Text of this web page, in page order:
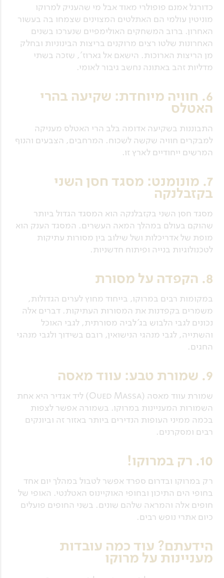
כדורגל אמנם פופולרי מאוד אבל מי שהעניק למרוקו
מוניטין עולמי הם האתלטים המצוינים שצמחו בה בעשור
האחרון. ברוב המשחקים האולימפיים שנערכו בשנים
האחרונות שלטו רצים מרוקנים בריצות הבינוניות ובחלק
מן הריצות הארוכות. הישאם אל גארוז', שזכה בשתי
מדליות זהב באתונה נחשב גיבור לאומי.
6. חוויה מיוחדת: שקיעה בהרי
האטלס
התבוננות בשקיעה אדומה בלב הרי האטלס מעניקה
למבקרים חוויה שקשה לשכוח. המרחבים, הצבעים והנוף
המרשים ייחודיים לארץ זו.
7. מונומנט: מסגד חסן השני
בקזבלנקה
מסגד חסן השני בקזבלנקה הוא המסגד הגדול ביותר
שהוקם בעולם במהלך המאה העשרים. המסגד הענק הוא
מופת של אדריכלות ושל שילוב בין מסורות עתיקות
לטכנולוגיות בנייה ופיתוח חדשניות.
8. הקפדה על מסורת
במקומות רבים במרוקו, בייחוד מחוץ לערים הגדולות,
משמרים בקפדנות את המסורות העתיקות. דברים אלה
נכונים לגבי הלבוש בג'לביה מסורתית, לגבי האוכל
והשתייה, לגבי מנהגי הנישואין, רובם בשידוך ולגבי מנהגי
החגים.
9. שמורת טבע: עווד מאסה
שמורת עווד מאסה (Oued Massa) ליד אגדיר היא אחת
השמורות המעניינות במרוקו. בשמורה אפשר לצפות
בכמה ממיני העופות הנדירים ביותר באזור זה וביונקים
רבים ומסקרנים.
10. רק במרוקו!
רק במרוקו ובדרום ספרד אפשר לטבול במהלך יום אחד
בחופי הים התיכון ובחופי האוקיינוס האטלנטי. האופי של
חופים אלה והמראה שלהם שונים. בשני החופים פועלים
כיום אתרי נופש רבים.
הידעתם? עוד כמה עובדות
מעניינות על מרוקו